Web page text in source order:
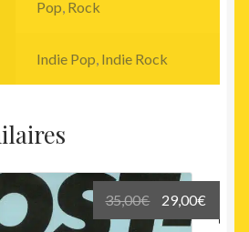
Pop, Rock
Indie Pop, Indie Rock
35,00€
Le
prix
29,00€
prix